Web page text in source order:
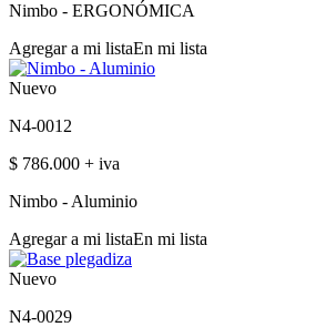
Nimbo - ERGONÓMICA
Agregar a mi listaEn mi lista
Nuevo
N4-0012
$ 786.000 + iva
Nimbo - Aluminio
Agregar a mi listaEn mi lista
Nuevo
N4-0029